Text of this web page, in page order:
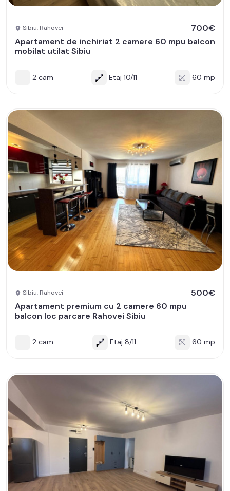
Sibiu, Rahovei
700€
Apartament de inchiriat 2 camere 60 mpu balcon
mobilat utilat Sibiu
2 cam Etaj 10/11 60 mp
Sibiu, Rahovei
500€
Apartament premium cu 2 camere 60 mpu
balcon loc parcare Rahovei Sibiu
2 cam Etaj 8/11 60 mp